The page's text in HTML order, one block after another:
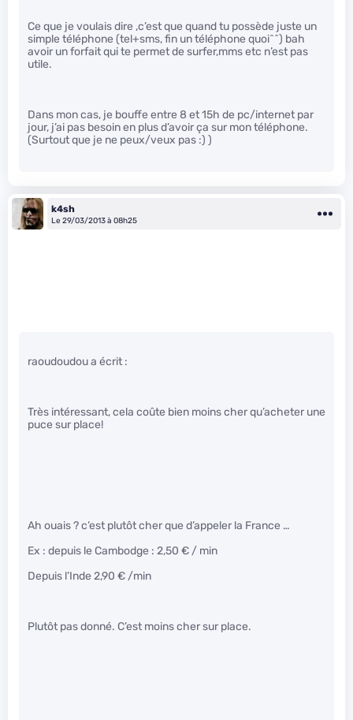
Ce que je voulais dire ,c’est que quand tu possède juste un
simple téléphone (tel+sms, fin un téléphone quoi^^) bah
avoir un forfait qui te permet de surfer,mms etc n’est pas
utile.
Dans mon cas, je bouffe entre 8 et 15h de pc/internet par
jour, j’ai pas besoin en plus d’avoir ça sur mon téléphone.
(Surtout que je ne peux/veux pas :) )
k4sh
Le 29/03/2013 à 08h25
raoudoudou a écrit :
Très intéressant, cela coûte bien moins cher qu’acheter une
puce sur place!
Ah ouais ? c’est plutôt cher que d’appeler la France …
Ex : depuis le Cambodge : 2,50 € / min
Depuis l’Inde 2,90 € /min
Plutôt pas donné. C’est moins cher sur place.